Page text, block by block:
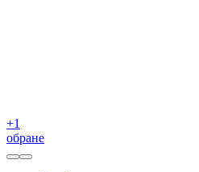
+1
обране